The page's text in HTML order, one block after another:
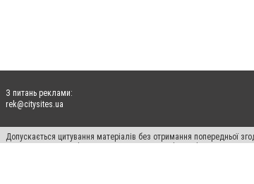
З питань реклами:
rek@citysites.ua
Допускається цитування матеріалів без отримання попередньої
пошукових систем гіперпосилання на цитовані статті не нижче